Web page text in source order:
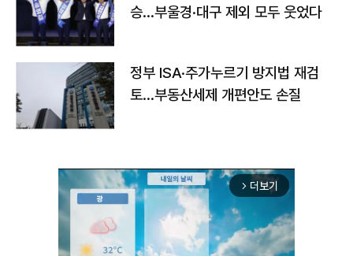
승…부울경·대구 제외 모두 웃었다
정부 ISA·주가누르기 방지법 재검
토…부동산세제 개편안도 손질
arrow_forward_ios 더보기